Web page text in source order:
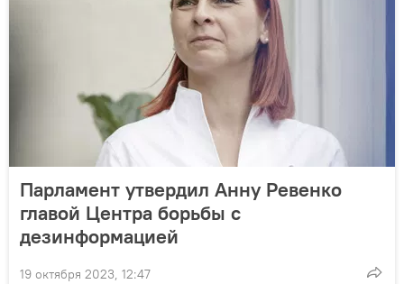
Парламент утвердил Анну Ревенко
главой Центра борьбы с
дезинформацией
19 октября 2023, 12:47